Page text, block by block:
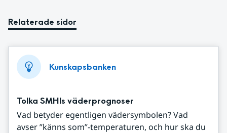
Relaterade sidor
Kunskapsbanken
Tolka SMHIs väderprognoser
Vad betyder egentligen vädersymbolen? Vad
avser ”känns som”-temperaturen, och hur ska du